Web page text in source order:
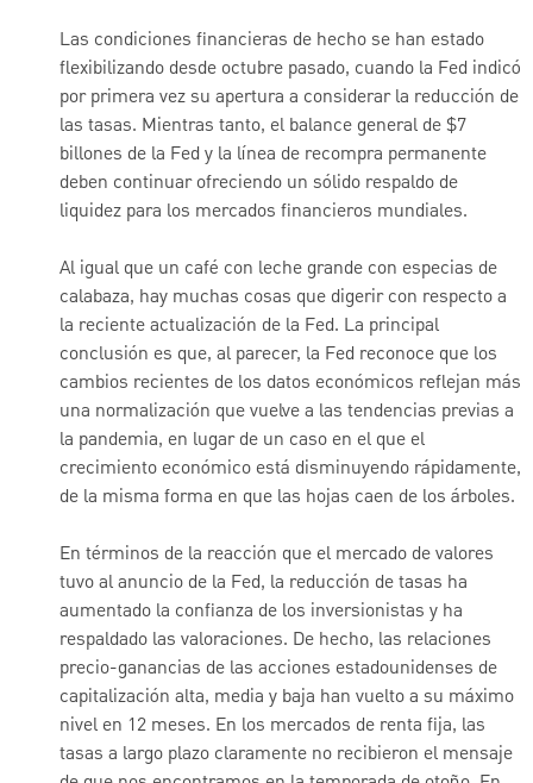
Las condiciones financieras de hecho se han estado
flexibilizando desde octubre pasado, cuando la Fed indicó
por primera vez su apertura a considerar la reducción de
las tasas. Mientras tanto, el balance general de $7
billones de la Fed y la línea de recompra permanente
deben continuar ofreciendo un sólido respaldo de
liquidez para los mercados financieros mundiales.
Al igual que un café con leche grande con especias de
calabaza, hay muchas cosas que digerir con respecto a
la reciente actualización de la Fed. La principal
conclusión es que, al parecer, la Fed reconoce que los
cambios recientes de los datos económicos reflejan más
una normalización que vuelve a las tendencias previas a
la pandemia, en lugar de un caso en el que el
crecimiento económico está disminuyendo rápidamente,
de la misma forma en que las hojas caen de los árboles.
En términos de la reacción que el mercado de valores
tuvo al anuncio de la Fed, la reducción de tasas ha
aumentado la confianza de los inversionistas y ha
respaldado las valoraciones. De hecho, las relaciones
precio-ganancias de las acciones estadounidenses de
capitalización alta, media y baja han vuelto a su máximo
nivel en 12 meses. En los mercados de renta fija, las
tasas a largo plazo claramente no recibieron el mensaje